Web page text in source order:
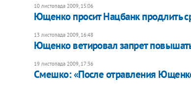
10 листопада 2009, 15:06
Ющенко просит Нацбанк продлить
13 листопада 2009, 16:48
Ющенко ветировал запрет
19 листопада 2009, 17:36
Смешко: «После отравления